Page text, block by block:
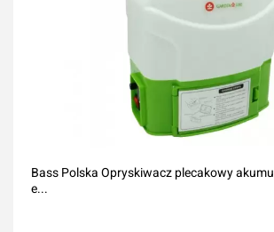
Bass Polska Opryskiwacz plecakowy
e...